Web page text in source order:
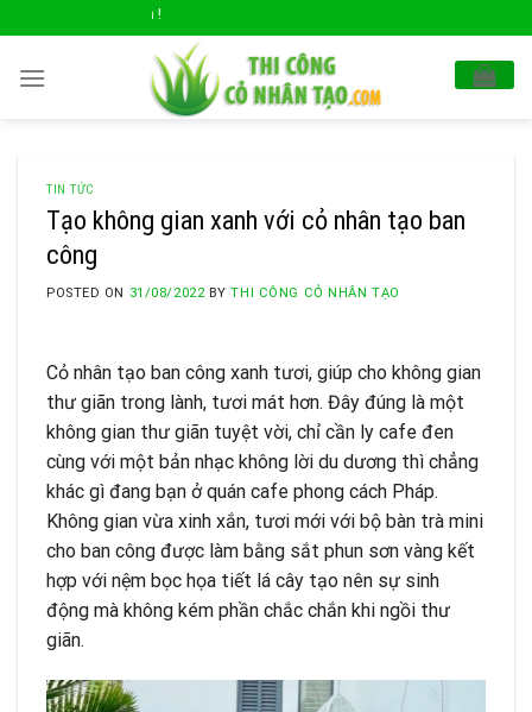
to
content
TIN TỨC
Tạo không gian xanh với cỏ nhân tạo ban
công
POSTED ON 31/08/2022BYTHI CÔNG CỎ NHÂN TẠO
Cỏ nhân tạo ban công xanh tươi, giúp cho không gian
thư giãn trong lành, tươi mát hơn. Đây đúng là một
không gian thư giãn tuyệt vời, chỉ cần ly cafe đen
cùng với một bản nhạc không lời du dương thì chẳng
khác gì đang bạn ở quán cafe phong cách Pháp.
Không gian vừa xinh xắn, tươi mới với bộ bàn trà mini
cho ban công được làm bằng sắt phun sơn vàng kết
hợp với nệm bọc họa tiết lá cây tạo nên sự sinh
động mà không kém phần chắc chắn khi ngồi thư
giãn.